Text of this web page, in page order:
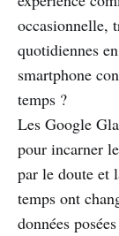
occasionnelle,
quotidiennes
smartphone
temps ?
Les Google
pour incarner
par le doute et
temps ont
données